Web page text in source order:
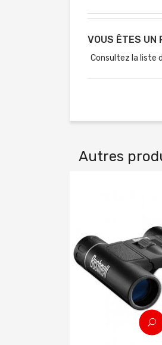
VOUS ÊTES UN
Consultez la liste
Autres